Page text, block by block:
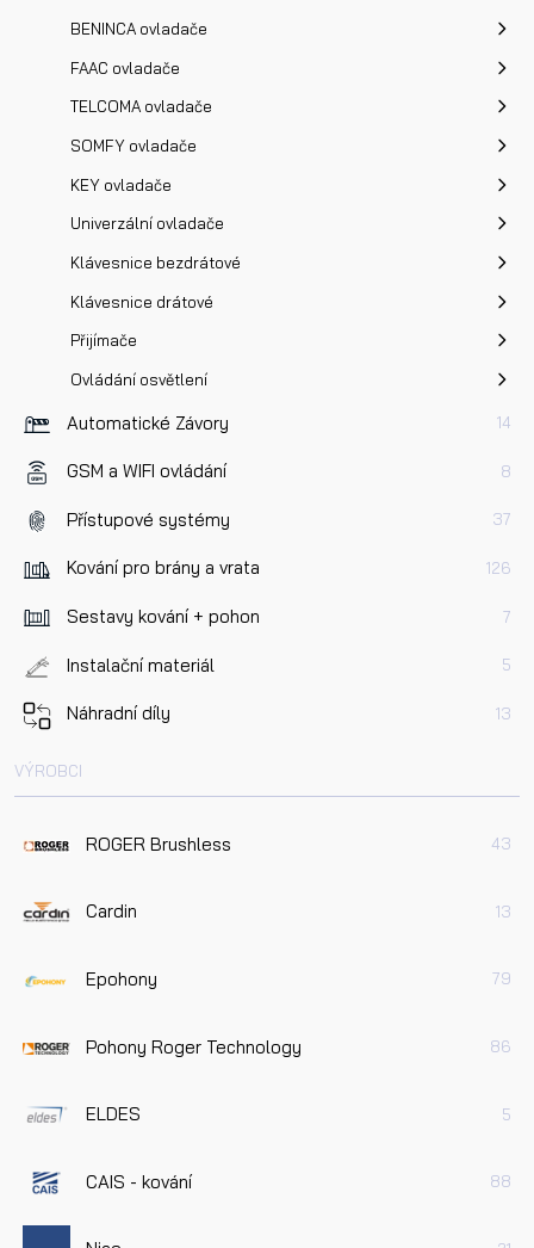
BENINCA ovladače
FAAC ovladače
TELCOMA ovladače
SOMFY ovladače
KEY ovladače
Univerzální ovladače
Klávesnice bezdrátové
Klávesnice drátové
Přijímače
Ovládání osvětlení
Automatické Závory 14
GSM a WIFI ovládání 8
Přístupové systémy 37
Kování pro brány a vrata 126
Sestavy kování + pohon 7
Instalační materiál 5
Náhradní díly 13
VÝROBCI
ROGER Brushless 43
Cardin 13
Epohony 79
Pohony Roger Technology 86
ELDES 5
CAIS - kování 88